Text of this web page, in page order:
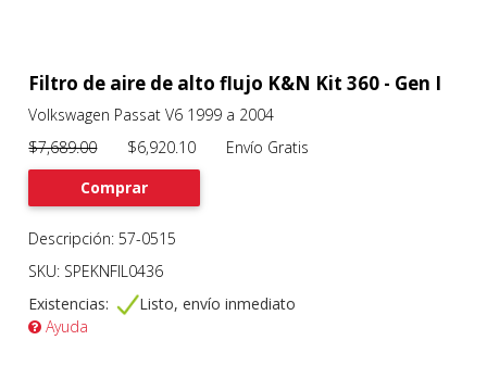
Previous
Filtro de aire de alto flujo K&N Kit 360 - Gen I
Volkswagen Passat V6 1999 a 2004
$7,689.00$6,920.10 Envío Gratis
Comprar
Descripción: 57-0515
SKU: SPEKNFIL0436
Existencias:
Listo, envío inmediato
Ayuda